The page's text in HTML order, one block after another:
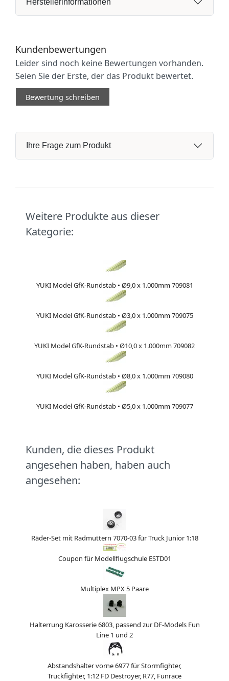
Herstellerinformationen
Kundenbewertungen
Leider sind noch keine Bewertungen vorhanden.
Seien Sie der Erste, der das Produkt bewertet.
Bewertung schreiben
Ihre Frage zum Produkt
Weitere Produkte aus dieser
Kategorie:
YUKI Model GfK-Rundstab • Ø9,0 x 1.000mm 709081
YUKI Model GfK-Rundstab • Ø3,0 x 1.000mm 709075
YUKI Model GfK-Rundstab • Ø10,0 x 1.000mm 709082
YUKI Model GfK-Rundstab • Ø8,0 x 1.000mm 709080
YUKI Model GfK-Rundstab • Ø5,0 x 1.000mm 709077
Kunden, die dieses Produkt
angesehen haben, haben auch
angesehen:
Räder-Set mit Radmuttern 7070-03 für Truck Junior 1:18
Coupon für Modellflugschule ESTD01
Multiplex MPX 5 Paare
Halterrung Karosserie 6803, passend zur DF-Models Fun
Line 1 und 2
Abstandshalter vorne 6977 für Stormfighter,
Truckfighter, 1:12 FD Destroyer, R77, Funrace